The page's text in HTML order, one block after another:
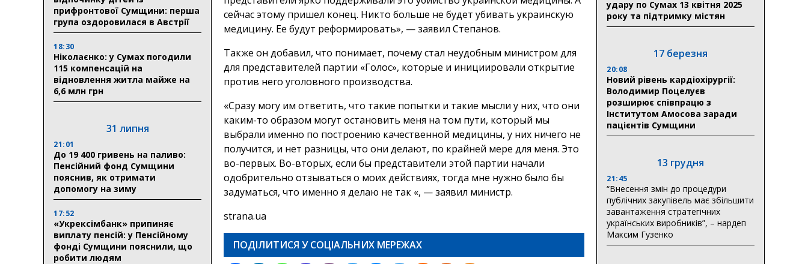
прифронтової Сумщини: перша
група оздоровилася в Австрії
18:30
Ніколаєнко: у Сумах погодили
115 компенсацій на
відновлення житла майже на
6,6 млн грн
31 липня
21:01
До 19 400 гривень на паливо:
Пенсійний фонд Сумщини
пояснив, як отримати
допомогу на зиму
17:52
«Укрексімбанк» припиняє
виплату пенсій: у Пенсійному
фонді Сумщини пояснили, що
робити людям
сейчас этому пришел конец. Никто больше не будет убивать украинскую
медицину. Ее будут реформировать», — заявил Степанов.
Также он добавил, что понимает, почему стал неудобным министром для
для представителей партии «Голос», которые и инициировали открытие
против него уголовного производства.
«Сразу могу им ответить, что такие попытки и такие мысли у них, что они
каким-то образом могут остановить меня на том пути, который мы
выбрали именно по построению качественной медицины, у них ничего не
получится, и нет разницы, что они делают, по крайней мере для меня. Это
во-первых. Во-вторых, если бы представители этой партии начали
одобрительно отзываться о моих действиях, тогда мне нужно было бы
задуматься, что именно я делаю не так «, — заявил министр.
strana.ua
ПОДІЛИТИСЯ У СОЦІАЛЬНИХ МЕРЕЖАХ
удару по Сумах 13 квітня 2025
року та підтримку містян
17 березня
20:08
Новий рівень кардіохірургії:
Володимир Поцелуєв
розширює співпрацю з
Інститутом Амосова заради
пацієнтів Сумщини
13 грудня
21:45
“Внесення змін до процедури
публічних закупівель має збільшити
завантаження стратегічних
українських виробників”, – нардеп
Максим Гузенко